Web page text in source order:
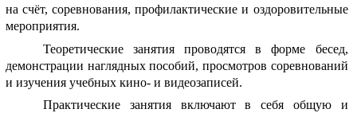
на счёт, соревнования, профилактические и оздоровительные
мероприятия.
Теоретические занятия проводятся в форме бесед,
демонстрации наглядных пособий, просмотров соревнований
и изучения учебных кино- и видеозаписей.
Практические занятия включают в себя общую и